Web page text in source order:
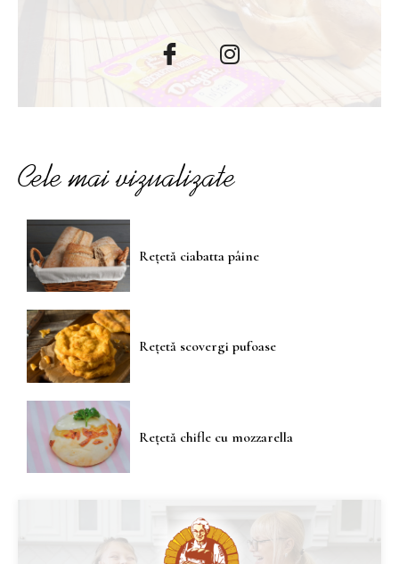
Cele mai vizualizate
Rețetă ciabatta pâine
Rețetă scovergi pufoase
Rețetă chifle cu mozzarella